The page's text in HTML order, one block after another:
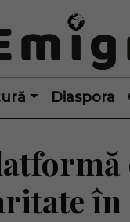
Diaspora
în